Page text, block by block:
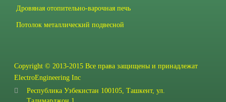
Дровяная отопительно-варочная печь
Потолок металлический подвесной
Copyright © 2013-2015 Все права защищены и принадлежат
ElectroEngineering Inc
Республика Узбекистан 100105, Ташкент, ул.